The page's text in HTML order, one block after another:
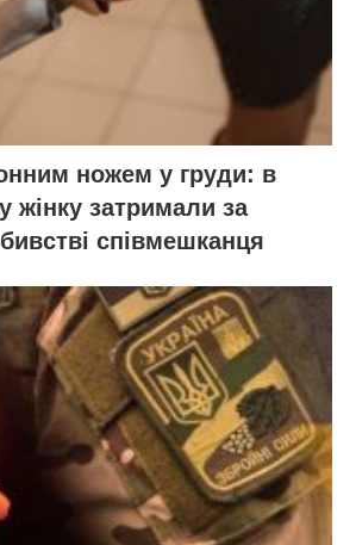
ножем у груди: в
жінку затримали за
співмешканця